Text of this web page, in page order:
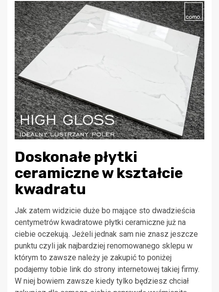
Doskonałe płytki
ceramiczne w kształcie
kwadratu
Jak zatem widzicie duże bo mające sto dwadzieścia
centymetrów kwadratowe płytki ceramiczne już na
ciebie oczekują. Jeżeli jednak sam nie znasz jeszcze
punktu czyli jak najbardziej renomowanego sklepu w
którym to zawsze należy je zakupić to poniżej
podajemy tobie link do strony internetowej takiej firmy.
W niej bowiem zawsze kiedy tylko będziesz chciał